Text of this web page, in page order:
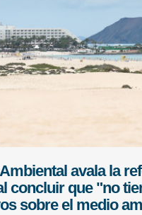
avala la
concluir que "no
sobre el medio